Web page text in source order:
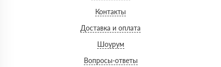
Контакты
Доставка и оплата
Шоурум
Вопросы-ответы